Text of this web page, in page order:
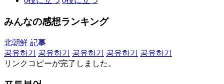
みんなの感想ランキング
北朝鮮 記事
공유하기
공유하기 공유하기 공유하기
공유하기
リンクコピーが完了しました。